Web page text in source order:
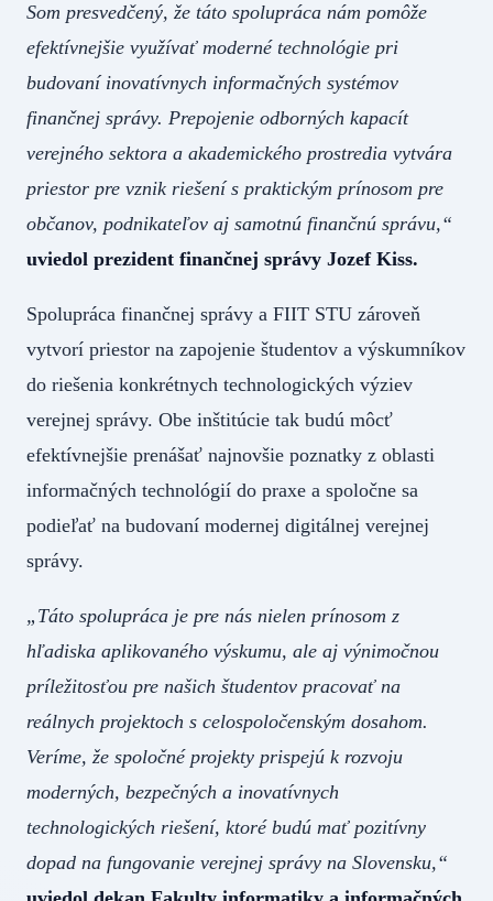
Som presvedčený, že táto spolupráca nám pomôže
efektívnejšie využívať moderné technológie pri
budovaní inovatívnych informačných systémov
finančnej správy. Prepojenie odborných kapacít
verejného sektora a akademického prostredia vytvára
priestor pre vznik riešení s praktickým prínosom pre
občanov, podnikateľov aj samotnú finančnú správu,“
uviedol prezident finančnej správy Jozef Kiss.
Spolupráca finančnej správy a FIIT STU zároveň
vytvorí priestor na zapojenie študentov a výskumníkov
do riešenia konkrétnych technologických výziev
verejnej správy. Obe inštitúcie tak budú môcť
efektívnejšie prenášať najnovšie poznatky z oblasti
informačných technológií do praxe a spoločne sa
podieľať na budovaní modernej digitálnej verejnej
správy.
„Táto spolupráca je pre nás nielen prínosom z
hľadiska aplikovaného výskumu, ale aj výnimočnou
príležitosťou pre našich študentov pracovať na
reálnych projektoch s celospoločenským dosahom.
Veríme, že spoločné projekty prispejú k rozvoju
moderných, bezpečných a inovatívnych
technologických riešení, ktoré budú mať pozitívny
dopad na fungovanie verejnej správy na Slovensku,“